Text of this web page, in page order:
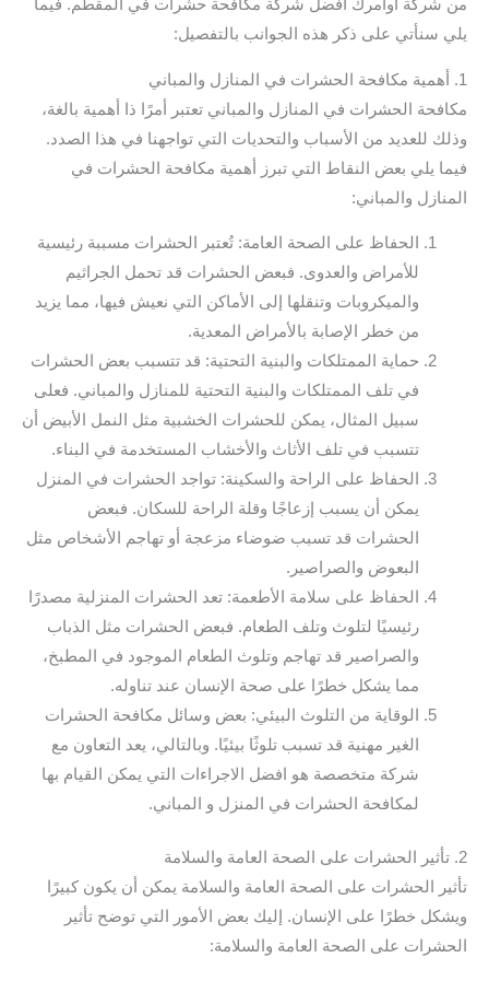
من شركة أوامرك افضل شركة مكافحة حشرات في المقطم. فيما
يلي سنأتي على ذكر هذه الجوانب بالتفصيل:
1. أهمية مكافحة الحشرات في المنازل والمباني
مكافحة الحشرات في المنازل والمباني تعتبر أمرًا ذا أهمية بالغة،
وذلك للعديد من الأسباب والتحديات التي تواجهنا في هذا الصدد.
فيما يلي بعض النقاط التي تبرز أهمية مكافحة الحشرات في
المنازل والمباني:
الحفاظ على الصحة العامة: تُعتبر الحشرات مسببة رئيسية
للأمراض والعدوى. فبعض الحشرات قد تحمل الجراثيم
والميكروبات وتنقلها إلى الأماكن التي نعيش فيها، مما يزيد
من خطر الإصابة بالأمراض المعدية.
حماية الممتلكات والبنية التحتية: قد تتسبب بعض الحشرات
في تلف الممتلكات والبنية التحتية للمنازل والمباني. فعلى
سبيل المثال، يمكن للحشرات الخشبية مثل النمل الأبيض أن
تتسبب في تلف الأثاث والأخشاب المستخدمة في البناء.
الحفاظ على الراحة والسكينة: تواجد الحشرات في المنزل
يمكن أن يسبب إزعاجًا وقلة الراحة للسكان. فبعض
الحشرات قد تسبب ضوضاء مزعجة أو تهاجم الأشخاص مثل
البعوض والصراصير.
الحفاظ على سلامة الأطعمة: تعد الحشرات المنزلية مصدرًا
رئيسيًا لتلوث وتلف الطعام. فبعض الحشرات مثل الذباب
والصراصير قد تهاجم وتلوث الطعام الموجود في المطبخ،
مما يشكل خطرًا على صحة الإنسان عند تناوله.
الوقاية من التلوث البيئي: بعض وسائل مكافحة الحشرات
الغير مهنية قد تسبب تلوثًا بيئيًا. وبالتالي، يعد التعاون مع
شركة متخصصة هو افضل الاجراءات التي يمكن القيام بها
لمكافحة الحشرات في المنزل و المباني.
2. تأثير الحشرات على الصحة العامة والسلامة
تأثير الحشرات على الصحة العامة والسلامة يمكن أن يكون كبيرًا
ويشكل خطرًا على الإنسان. إليك بعض الأمور التي توضح تأثير
الحشرات على الصحة العامة والسلامة: